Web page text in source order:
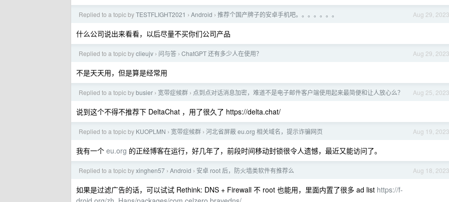
Aug 29, 2023
Replied to a topic byTESTFLIGHT2021 › Android › 推荐个国产牌子的安卓手机吧。。。。。。。
什么公司说出来看看，以后尽量不买你们公司产品
Aug 29, 2023
Replied to a topic byclieujv › 问与答 › ChatGPT 还有多少人在使用？
不是天天用，但是算是经常用
Aug 25, 2023
Replied to a topic bybusier › 宽带症候群 › 点到点对话消息加密，难道不是电子邮件客户端使用起来最简便和让人放心么？
说到这个不得不推荐下 DeltaChat ，用了很久了 https://delta.chat/
Aug 19, 2023
Replied to a topic by KUOPLMN › 宽带症候群 › 河北省屏蔽 eu.org 相关域名，提示诈骗网页
我有一个 eu.org 的正经博客在运行，好几年了，前段时间移动封锁很令人遗憾，最近又能访问了。
Aug 18, 2023
Replied to a topic byxinghen57 › Android › 安卓 root 后，防火墙类软件有推荐么
如果是过滤广告的话，可以试试 Rethink: DNS + Firewall 不 root 也能用，里面内置了很多 ad list https://f-